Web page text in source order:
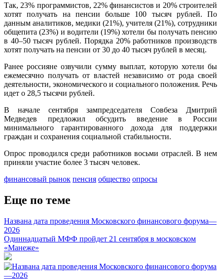
Так, 23% программистов, 22% финансистов и 20% строителей
хотят получать на пенсии больше 100 тысяч рублей. По
данным аналитиков, медики (21%), учителя (21%), сотрудники
общепита (23%) и водители (19%) хотели бы получать пенсию
в 40–50 тысяч рублей. Порядка 20% работников производств
хотят получать на пенсии от 30 до 40 тысяч рублей в месяц.
Ранее россияне озвучили сумму выплат, которую хотели бы
ежемесячно получать от властей независимо от рода своей
деятельности, экономического и социального положения. Речь
идет о 28,5 тысячи рублей.
В начале сентября зампредседателя Совбеза Дмитрий
Медведев предложил обсудить введение в России
минимального гарантированного дохода для поддержки
граждан и сохранения социальной стабильности.
Опрос проводился среди работников восьми отраслей. В нем
приняли участие более 3 тысяч человек.
финансовый рынок пенсия общество опросы
Еще по теме
Названа дата проведения Московского финансового форума—
2026
Одиннадцатый МФФ пройдет 21 сентября в московском
«Манеже»